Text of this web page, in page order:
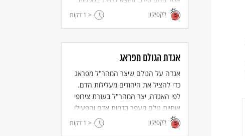
אימו. לקסיקון < 1 דקות
אגדת הגולם מפראג
אגדה על הגולם שיצר המהר"ל מפראג
כדי להציל את היהודים מעלילות הדם.
לפי האגדה, יצר המהר"ל בעזרת צירופי
אותיות גולם מעפר בדמות אדם והפעילו
באמצעות קלף שהניח תחת לשונו ועליו
שם ה'.
לקסיקון < 1 דקות